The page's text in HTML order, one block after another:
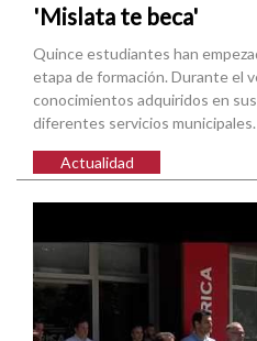
'Mislata te beca'
Quince estudiantes han
etapa de formación. Durante el
conocimientos adquiridos en
diferentes servicios municipales.
Actualidad